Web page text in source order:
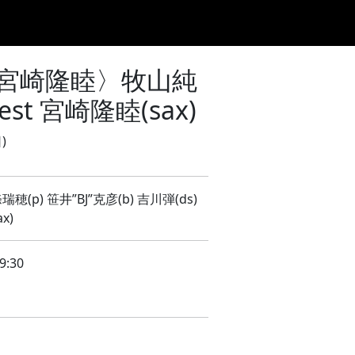
崎隆睦〉牧山純
宮崎隆睦(sax)
穂(p) 笹井”BJ”克彦(b) 吉川弾(ds)